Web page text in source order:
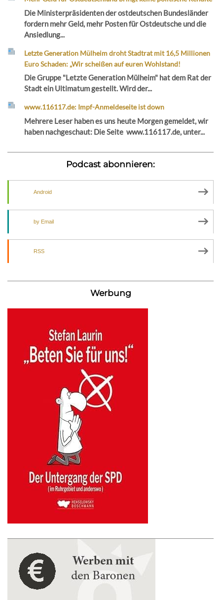
Die Ministerpräsidenten der ostdeutschen Bundesländer
fordern mehr Geld, mehr Posten für Ostdeutsche und die
Ansiedlung...
Letzte Generation Mülheim droht Stadtrat mit 16,5 Millionen
Euro Schaden: „Wir scheißen auf euren Wohlstand!
Die Gruppe "Letzte Generation Mülheim" hat dem Rat der
Stadt ein Ultimatum gestellt. Wird der...
www.116117.de: Impf-Anmeldeseite ist down
Mehrere Leser haben es uns heute Morgen gemeldet, wir
haben nachgeschaut: Die Seite www.116117.de, unter...
Podcast abonnieren:
Android
by Email
RSS
Werbung